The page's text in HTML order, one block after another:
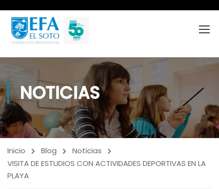
NOTICIAS
Inicio Blog
Noticias
VISITA DE ESTUDIOS CON ACTIVIDADES DEPORTIVAS EN LA
PLAYA